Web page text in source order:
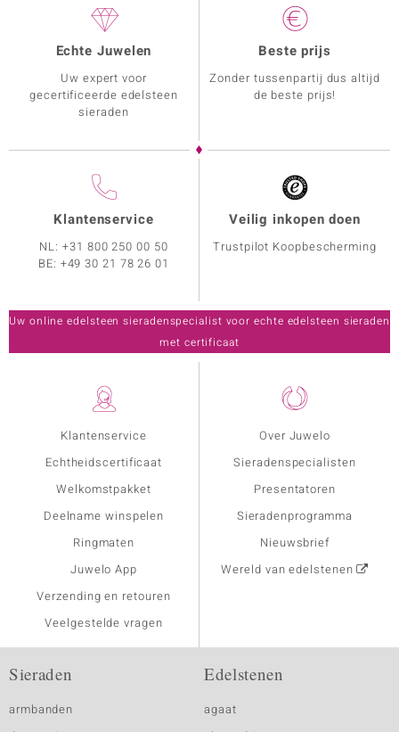
Klantenservice
Echtheidscertificaat
Welkomstpakket
Deelname winspelen
Ringmaten
Juwelo App
Verzending en retouren
Veelgestelde vragen
Over Juwelo
Sieradenspecialisten
Presentatoren
Sieradenprogramma
Nieuwsbrief
Wereld van edelstenen
Echte Juwelen
Uw expert voor
gecertificeerde edelsteen
sieraden
Beste prijs
Zonder tussenpartij dus altijd
de beste prijs!
Klantenservice
NL:+31 800 250 00 50
BE: +49 30 21 78 26 01
Veilig inkopen doen
Trustpilot Koopbescherming
Uw online edelsteen sieradenspecialist voor echte edelsteen sieraden
met certificaat
Sieraden
armbanden
Edelstenen
agaat